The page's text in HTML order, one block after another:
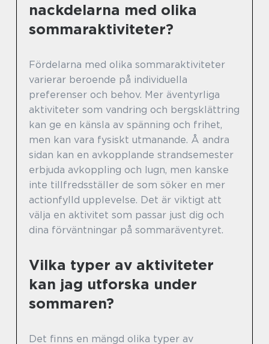
nackdelarna med olika
sommaraktiviteter?
Fördelarna med olika sommaraktiviteter
varierar beroende på individuella
preferenser och behov. Mer äventyrliga
aktiviteter som vandring och bergsklättring
kan ge en känsla av spänning och frihet,
men kan vara fysiskt utmanande. Å andra
sidan kan en avkopplande strandsemester
erbjuda avkoppling och lugn, men kanske
inte tillfredsställer de som söker en mer
actionfylld upplevelse. Det är viktigt att
välja en aktivitet som passar just dig och
dina förväntningar på sommaräventyret.
Vilka typer av aktiviteter
kan jag utforska under
sommaren?
Det finns en mängd olika typer av